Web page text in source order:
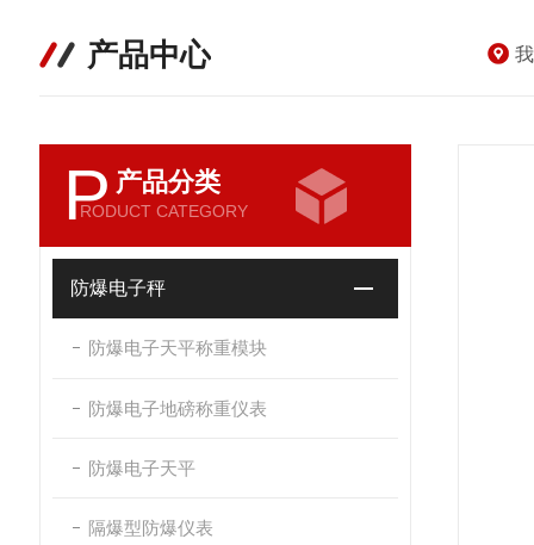
产品中心
P 产品分类
RODUCT CATEGORY
防爆电子秤
防爆电子天平称重模块
防爆电子地磅称重仪表
防爆电子天平
隔爆型防爆仪表